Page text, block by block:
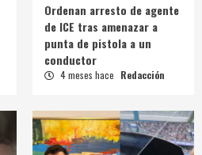
Ordenan arresto de agente
de ICE tras amenazar a
punta de pistola a un
conductor
4 meses hace Redacción